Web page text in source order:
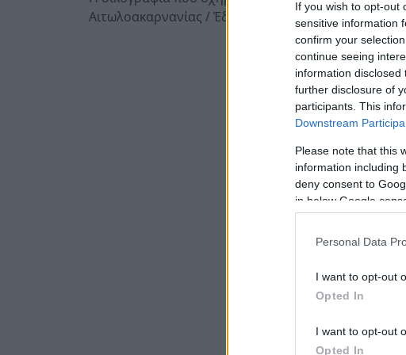
If you wish to opt-out
sensitive information
confirm your
continue seeing
information
further disclosure of
participants. This
Downstream
Please note that this
information including
deny consent to
in below Google
Personal Data
I want to opt-out
Opted In
I want to opt-out
Opted In
Αιτωλοακαρνανίας / Έδρα Αγρίνιο.